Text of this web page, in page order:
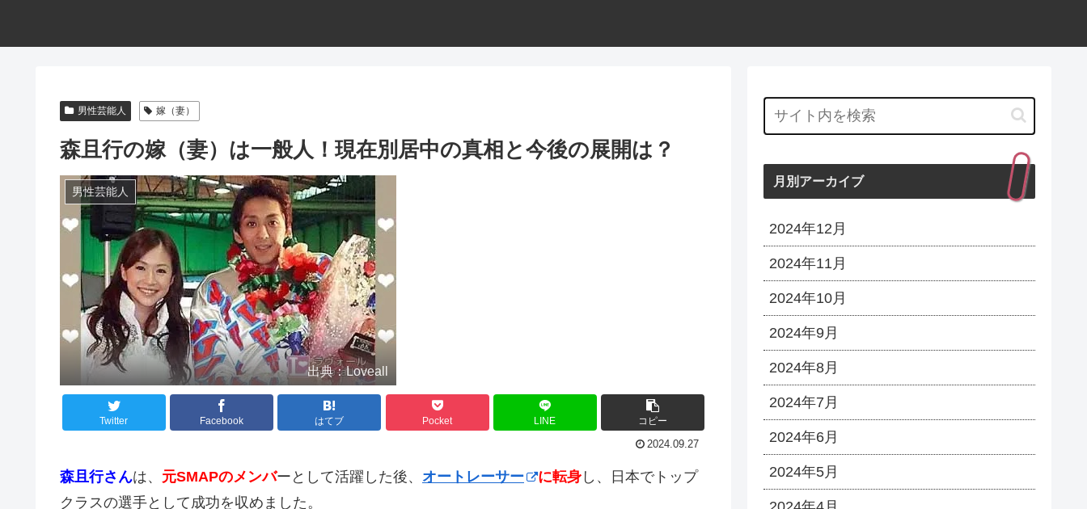
男性芸能人 嫁（妻）
森且行の嫁（妻）は一般人！現在別居中の真相と今後の展開は？
男性芸能人
出典：Loveall
Twitter Facebook はてブ Pocket LINE コピー
2024.09.27
森且行さんは、 元SMAPのメンバーとして活躍した後、 オートレーサー に転身 し、日本でトップ
クラスの選手として成功を収めました。
月別アーカイブ
2024年12月
2024年11月
2024年10月
2024年9月
2024年8月
2024年7月
2024年6月
2024年5月